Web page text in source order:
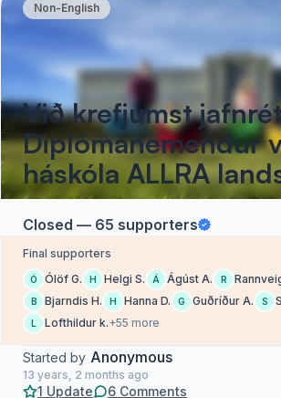
Non-English
Við krefjumst
Diplómanemendur
háskóla ALLRA
Closed — 65 supporters
Final supporters
Ó Ólöf G. H Helgi S. Á Ágúst A. R
B Bjarndis H. H Hanna D. G Guðríður A. S
L Lofthildur k.+55 more
Started by Anonymous
13 years, 2 months ago
1 Update 6 Comments